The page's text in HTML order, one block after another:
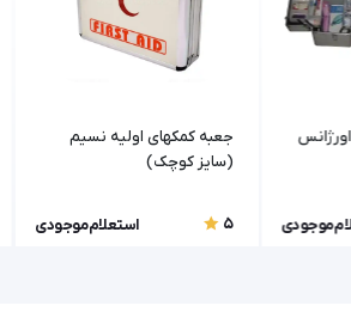
موجودی
جعبه کمکهای اولیه نسیم
(سایز کوچک)
5 استعلام موجودی